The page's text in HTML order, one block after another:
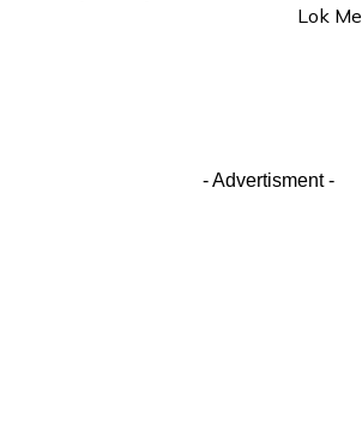
Lok
- Advertisment -